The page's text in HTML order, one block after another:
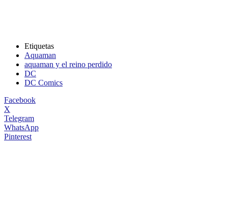
Etiquetas
Aquaman
aquaman y el reino perdido
DC
DC Comics
Facebook
X
Telegram
WhatsApp
Pinterest